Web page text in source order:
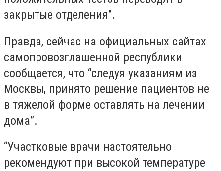
закрытые отделения”.
Правда, сейчас на официальных сайтах
самопровозглашенной республики
сообщается, что “следуя указаниям из
Москвы, принято решение пациентов не
в тяжелой форме оставлять на лечении
дома”.
“Участковые врачи настоятельно
рекомендуют при высокой температуре